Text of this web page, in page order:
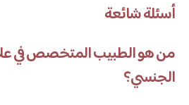
أسئلة شائعة
من هو الطبيب المتخصص في
الجنسي؟